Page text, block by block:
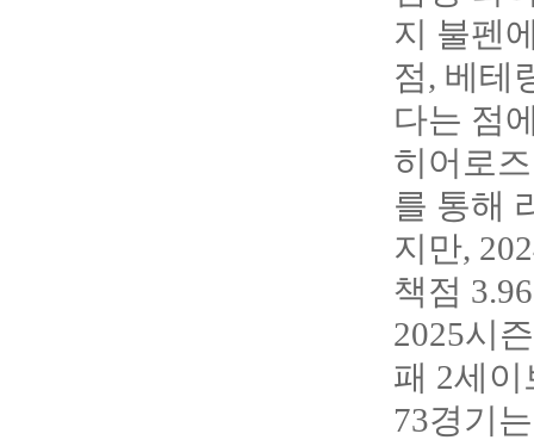
지 불펜
점, 베테
다는 점
히어로
를 통해
지만,
책점
2025시
패 2세이
73경기